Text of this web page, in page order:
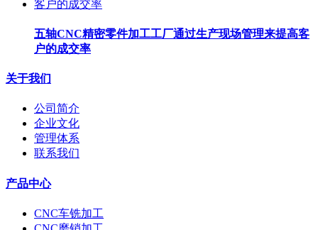
五轴CNC精密零件加工工厂​通过生产现场管理来提高客
户的成交率
关于我们
公司简介
企业文化
管理体系
联系我们
产品中心
CNC车铣加工